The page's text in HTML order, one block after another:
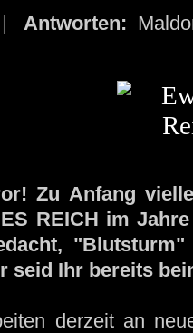
| Antworten:
Zu Anfang
REICH im
seid Ihr bereits
derzeit an